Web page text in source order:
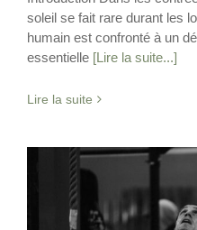
soleil se fait rare durant les
humain est confronté à un
essentielle [Lire la suite...]
Lire la suite